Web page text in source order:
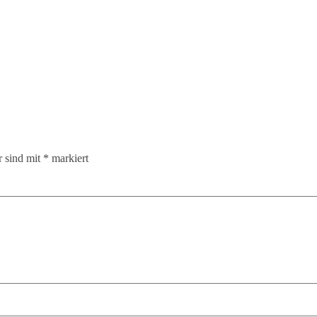
sind mit * markiert